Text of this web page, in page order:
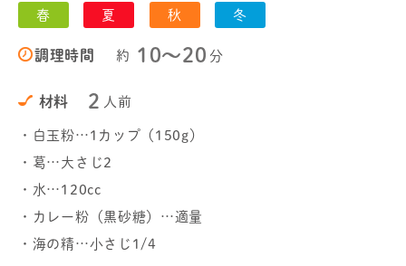
春 夏 秋 冬
調理時間 約 10〜20 分
材料 2 人前
・白玉粉…1カップ（150g）
・葛…大さじ2
・水…120cc
・カレー粉（黒砂糖）…適量
・海の精…小さじ1/4